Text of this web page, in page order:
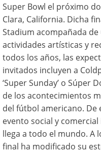
Super Bowl el próximo
Clara, California. Dicha
Stadium acompañada
actividades artísticas y
todos los años, las
invitados incluyen a
‘Super Sunday’ o Súper
de los acontecimientos
del fútbol americano. De
evento social y
llega a todo el mundo. A
final ha modificado su